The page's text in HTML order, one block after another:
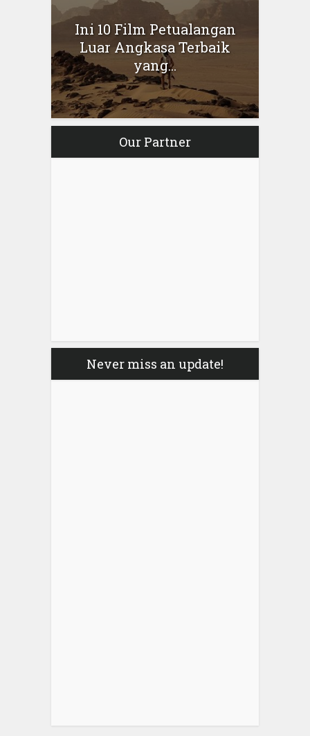
Ini 10 Film Petualangan
Luar Angkasa Terbaik
yang...
Our Partner
Never miss an update!